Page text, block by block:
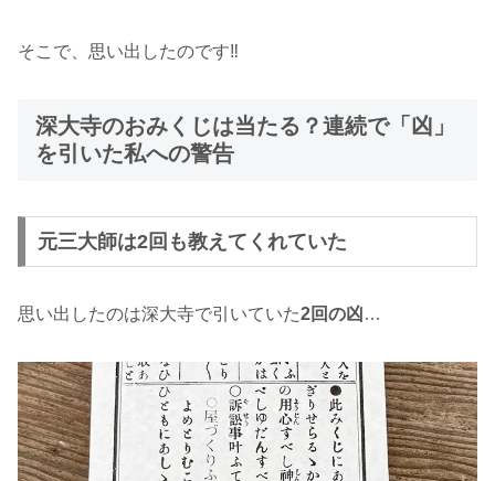
そこで、思い出したのです‼️
深大寺のおみくじは当たる？連続で「凶」
を引いた私への警告
元三大師は2回も教えてくれていた
思い出したのは深大寺で引いていた2回の凶…